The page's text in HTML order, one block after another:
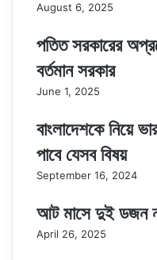
August 6, 2025
পতিত সরকারের
বর্তমান সরকার
June 1, 2025
বাংলাদেশকে নিয়ে
পাবে যেসব বিষয়
September 16, 2024
আট মাসে দুই ডজন
April 26, 2025